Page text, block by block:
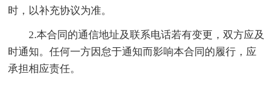
时，以补充协议为准。
2.本合同的通信地址及联系电话若有变更，双方应及
时通知。任何一方因怠于通知而影响本合同的履行，应
承担相应责任。